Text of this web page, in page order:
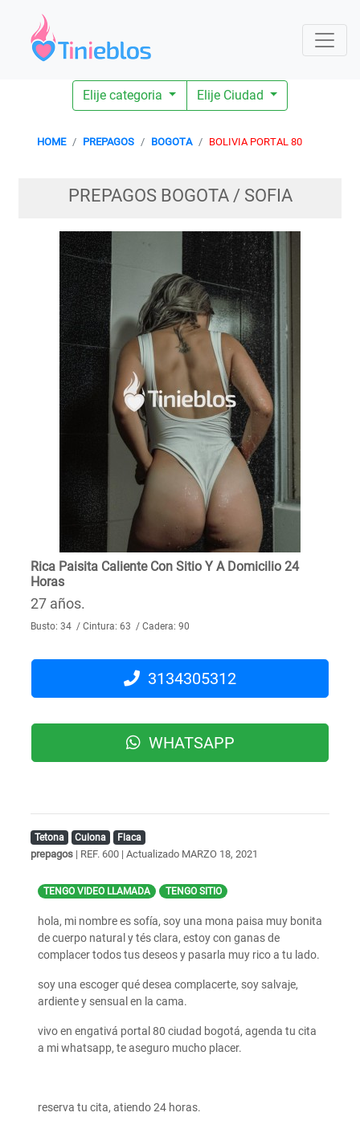
Elije categoria Elije Ciudad
HOME PREPAGOS BOGOTA BOLIVIA PORTAL 80
PREPAGOS BOGOTA / SOFIA
Rica Paisita Caliente Con Sitio Y A Domicilio 24
Horas
27 años.
Busto: 34 / Cintura: 63 / Cadera: 90
3134305312
WHATSAPP
Tetona Culona Flaca
prepagos | REF. 600 | Actualizado MARZO 18, 2021
TENGO VIDEO LLAMADA TENGO SITIO
hola, mi nombre es sofía, soy una mona paisa muy bonita
de cuerpo natural y tés clara, estoy con ganas de
complacer todos tus deseos y pasarla muy rico a tu lado.
soy una escoger qué desea complacerte, soy salvaje,
ardiente y sensual en la cama.
vivo en engativá portal 80 ciudad bogotá, agenda tu cita
a mi whatsapp, te aseguro mucho placer.
reserva tu cita, atiendo 24 horas.